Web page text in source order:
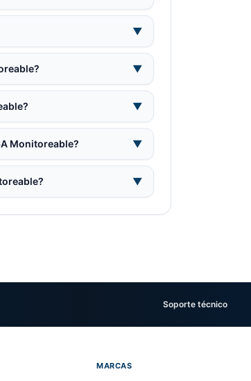
▼
▼
▼
Monitoreable? ▼
▼
Soporte técnico
MARCAS